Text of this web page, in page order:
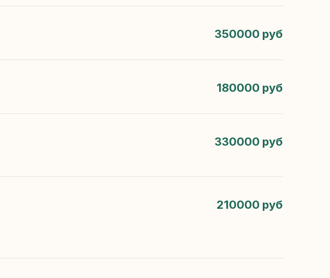
350000 руб
180000 руб
330000 руб
210000 руб